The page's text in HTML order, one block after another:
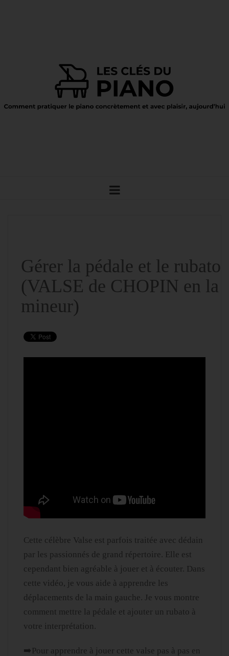
Gérer la pédale et le rubato
(VALSE de CHOPIN en la
mineur)
Cette célèbre Valse est parfois traitée avec dédain
par les passionnés de grand répertoire. Elle est
cependant bien agréable à jouer et à écouter. Dans
cette vidéo, je vous aide à apprendre les
déplacements de la main gauche. Je vous montre
comment mettre la pédale et ajouter un rubato à
votre interprétation.
➡️Pour apprendre à jouer cette valse pas à pas en